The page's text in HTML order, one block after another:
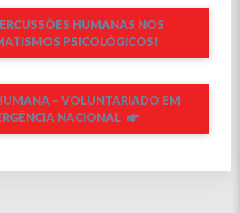
HUMANAS NOS
PSICOLÓGICOS!
– VOLUNTARIADO EM
NACIONAL